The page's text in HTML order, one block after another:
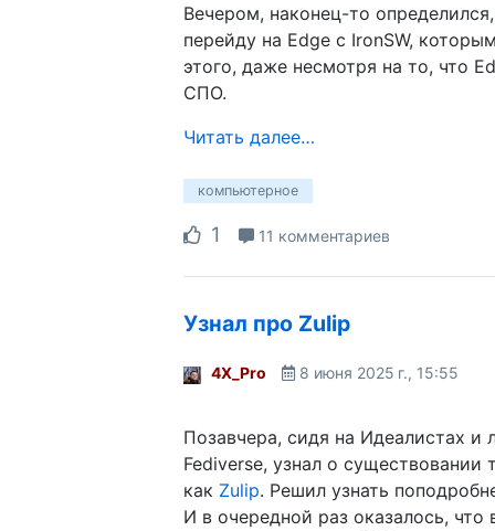
Вечером, наконец-то
перейду на Edge с IronSW,
этого, даже несмотря на то, что
СПО.
Читать далее…
компьютерное
1 11 комментариев
Узнал про Zulip
4X_Pro 8 июня 2025 г., 15:55
Позавчера, сидя на Идеалистах и
Fediverse, узнал о существовании
как Zulip. Решил узнать
И в очередной раз оказалось, что